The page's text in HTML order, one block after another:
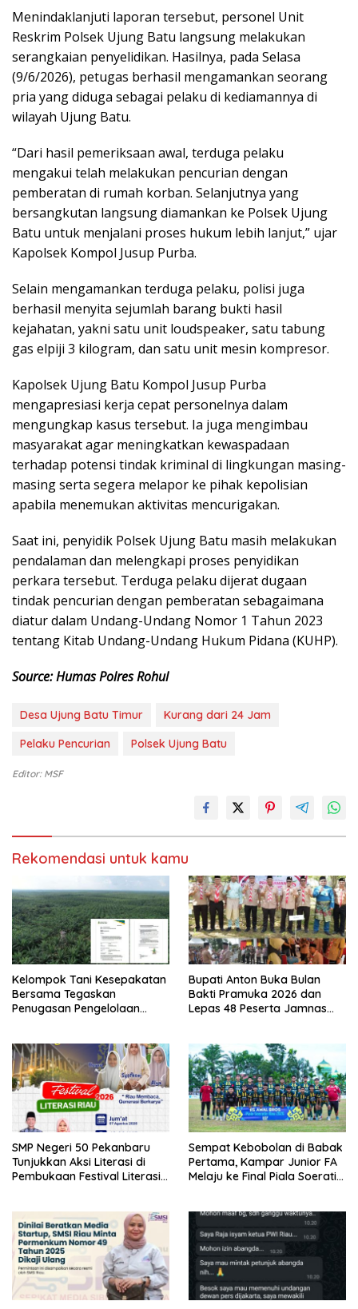
Menindaklanjuti laporan tersebut, personel Unit
Reskrim Polsek Ujung Batu langsung melakukan
serangkaian penyelidikan. Hasilnya, pada Selasa
(9/6/2026), petugas berhasil mengamankan seorang
pria yang diduga sebagai pelaku di kediamannya di
wilayah Ujung Batu.
“Dari hasil pemeriksaan awal, terduga pelaku
mengakui telah melakukan pencurian dengan
pemberatan di rumah korban. Selanjutnya yang
bersangkutan langsung diamankan ke Polsek Ujung
Batu untuk menjalani proses hukum lebih lanjut,” ujar
Kapolsek Kompol Jusup Purba.
Selain mengamankan terduga pelaku, polisi juga
berhasil menyita sejumlah barang bukti hasil
kejahatan, yakni satu unit loudspeaker, satu tabung
gas elpiji 3 kilogram, dan satu unit mesin kompresor.
Kapolsek Ujung Batu Kompol Jusup Purba
mengapresiasi kerja cepat personelnya dalam
mengungkap kasus tersebut. Ia juga mengimbau
masyarakat agar meningkatkan kewaspadaan
terhadap potensi tindak kriminal di lingkungan masing-
masing serta segera melapor ke pihak kepolisian
apabila menemukan aktivitas mencurigakan.
Saat ini, penyidik Polsek Ujung Batu masih melakukan
pendalaman dan melengkapi proses penyidikan
perkara tersebut. Terduga pelaku dijerat dugaan
tindak pencurian dengan pemberatan sebagaimana
diatur dalam Undang-Undang Nomor 1 Tahun 2023
tentang Kitab Undang-Undang Hukum Pidana (KUHP).
Source: Humas Polres Rohul
Desa Ujung Batu Timur
Kurang dari 24 Jam
Pelaku Pencurian
Polsek Ujung Batu
Editor: MSF
Rekomendasi untuk kamu
Kelompok Tani Kesepakatan
Bersama Tegaskan
Penugasan Pengelolaan
Bupati Anton Buka Bulan
Bakti Pramuka 2026 dan
Lepas 48 Peserta Jamnas
SMP Negeri 50 Pekanbaru
Tunjukkan Aksi Literasi di
Pembukaan Festival Literasi
Sempat Kebobolan di Babak
Pertama, Kampar Junior FA
Melaju ke Final Piala Soeratin